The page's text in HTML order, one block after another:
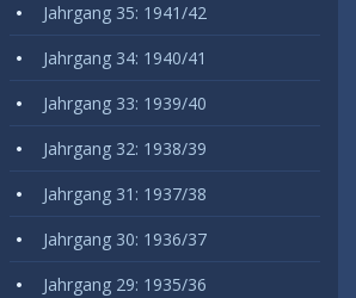
Jahrgang 35: 1941/42
Jahrgang 34: 1940/41
Jahrgang 33: 1939/40
Jahrgang 32: 1938/39
Jahrgang 31: 1937/38
Jahrgang 30: 1936/37
Jahrgang 29: 1935/36